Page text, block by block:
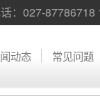
：027-87786718
动态 常见问题